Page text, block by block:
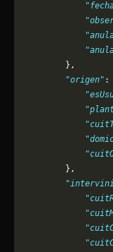
        },
        "origen"
:
        },